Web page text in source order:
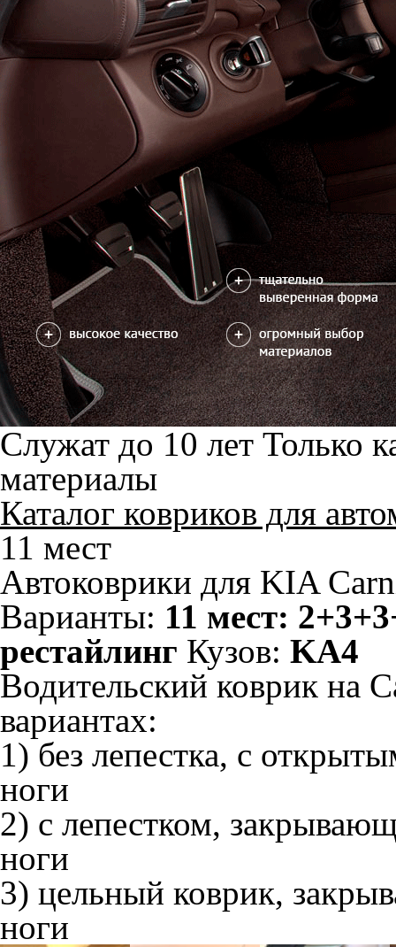
Служат до 10 лет Только
материалы
Каталог ковриков для
11 мест
Автоковрики для KIA
Варианты: 11 мест:
рестайлинг Кузов: KA4
Водительский коврик на
вариантах:
1) без лепестка, с
ноги
2) с лепестком,
ноги
3) цельный коврик,
ноги